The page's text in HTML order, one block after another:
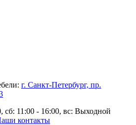
г. Санкт-Петербург, пр.
сб: 11:00 - 16:00, вс: Выходной
контакты